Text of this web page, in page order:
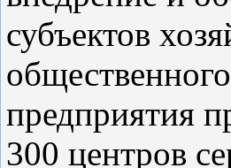
субъектов
предприятия
300 центров